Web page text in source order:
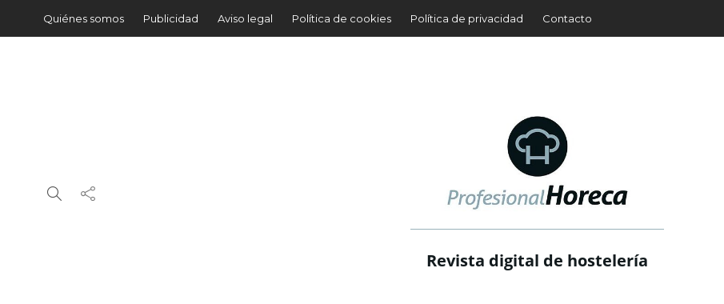
Quiénes somos Publicidad Aviso legal Política de cookies Política de privacidad Contacto
Revista digital de hostelería